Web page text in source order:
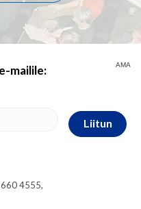
mailile:
Liitun
660 4555,
AMA